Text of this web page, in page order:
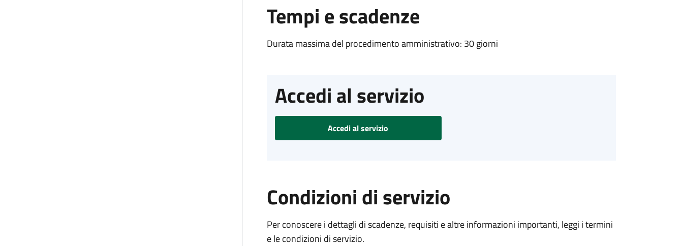
Tempi e scadenze
Durata massima del procedimento amministrativo: 30 giorni
Accedi al servizio
Accedi al servizio
Condizioni di servizio
Per conoscere i dettagli di scadenze, requisiti e altre informazioni importanti, leggi i termini
e le condizioni di servizio.